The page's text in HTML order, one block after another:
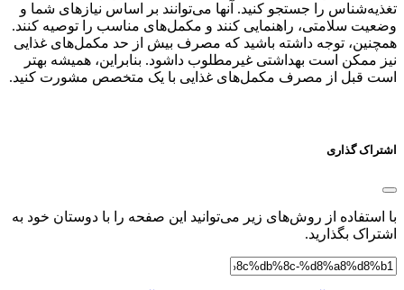
تغذیه‌شناس را جستجو کنید. آنها می‌توانند بر اساس نیازهای شما و
وضعیت سلامتی، راهنمایی کنند و مکمل‌های مناسب را توصیه کنند.
همچنین، توجه داشته باشید که مصرف بیش از حد مکمل‌های غذایی
نیز ممکن است بهداشتی غیرمطلوب داشود. بنابراین، همیشه بهتر
است قبل از مصرف مکمل‌های غذایی با یک متخصص مشورت کنید.
اشتراک گذاری
با استفاده از روش‌های زیر می‌توانید این صفحه را با دوستان خود به
اشتراک بگذارید.